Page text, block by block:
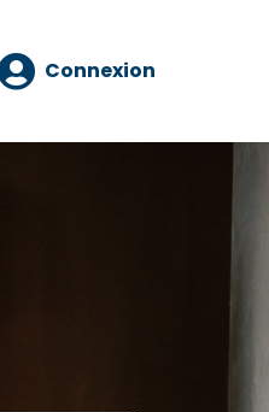
Connexion